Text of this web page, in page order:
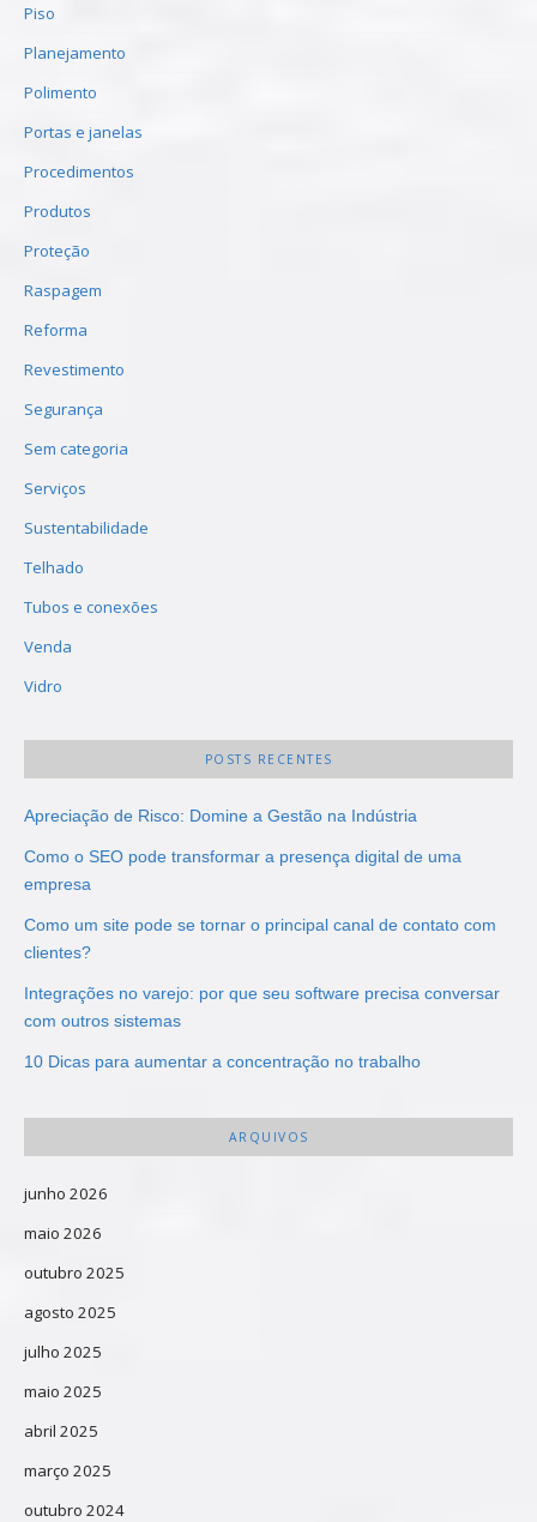
Piso
Planejamento
Polimento
Portas e janelas
Procedimentos
Produtos
Proteção
Raspagem
Reforma
Revestimento
Segurança
Sem categoria
Serviços
Sustentabilidade
Telhado
Tubos e conexões
Venda
Vidro
POSTS RECENTES
Apreciação de Risco: Domine a Gestão na Indústria
Como o SEO pode transformar a presença digital de uma
empresa
Como um site pode se tornar o principal canal de contato com
clientes?
Integrações no varejo: por que seu software precisa conversar
com outros sistemas
10 Dicas para aumentar a concentração no trabalho
ARQUIVOS
junho 2026
maio 2026
outubro 2025
agosto 2025
julho 2025
maio 2025
abril 2025
março 2025
outubro 2024